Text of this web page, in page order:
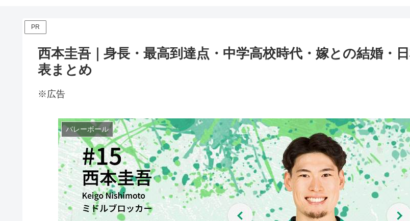
PR
西本圭吾｜身長・最高到達点・中学高校時代・嫁との結婚・
表まとめ
※広告
バレーボール